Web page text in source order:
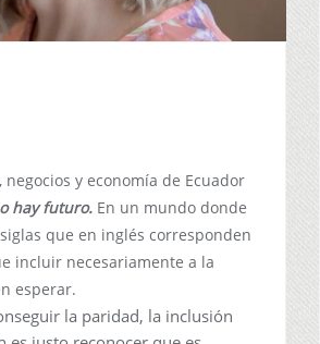
y economía de Ecuador
hay futuro. En un mundo donde
que en inglés corresponden
incluir necesariamente a la
esperar.
la paridad, la inclusión